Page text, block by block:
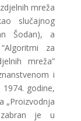
mreža
slučajnog
Šodan), a
za
mreža”
i
godine,
„Proizvodnja
je u